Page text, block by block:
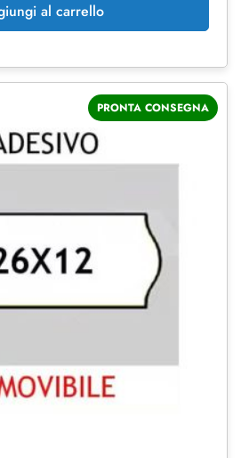
al carrello
PRONTA CONSEGNA